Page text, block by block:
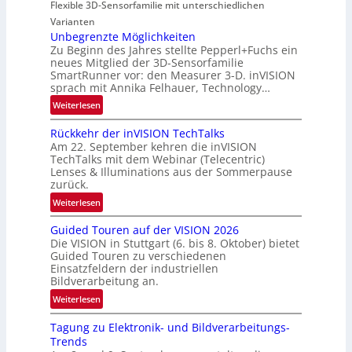
-
B
-
R
u
n
d
e
i
o
n
l
N
e
w
s
‘
Flexible 3D-Sensorfamilie mit unterschiedlichen
Varianten
Unbegrenzte Möglichkeiten
Zu Beginn des Jahres stellte Pepperl+Fuchs ein
neues Mitglied der 3D-Sensorfamilie
SmartRunner vor: den Measurer 3-D. inVISION
sprach mit Annika Felhauer, Technology…
Weiterlesen:
U
n
b
e
g
r
e
z
t
e
M
ö
g
l
Rückkehr der inVISION TechTalks
Am 22. September kehren die inVISION
TechTalks mit dem Webinar (Telecentric)
Lenses & Illuminations aus der Sommerpause
zurück.
Weiterlesen:
R
ü
c
k
k
e
h
d
Guided Touren auf der VISION 2026
Die VISION in Stuttgart (6. bis 8. Oktober) bietet
Guided Touren zu verschiedenen
Einsatzfeldern der industriellen
Bildverarbeitung an.
Weiterlesen:
G
u
Tagung zu Elektronik- und Bildverarbeitungs-
Trends